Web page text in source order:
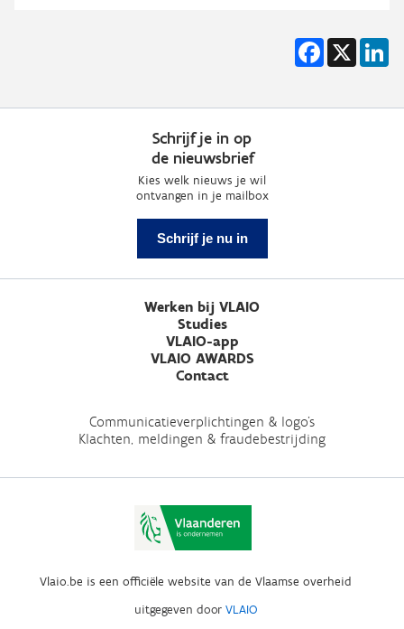
Facebook
X
Schrijf je in op
de nieuwsbrief
Kies welk nieuws je wil
ontvangen in je mailbox
Schrijf je nu in
Werken bij VLAIO
Studies
VLAIO-app
VLAIO AWARDS
Contact
Communicatieverplichtingen & logo's
Klachten, meldingen & fraudebestrijding
Vlaio.be is een officiële website van de Vlaamse overheid
uitgegeven door VLAIO